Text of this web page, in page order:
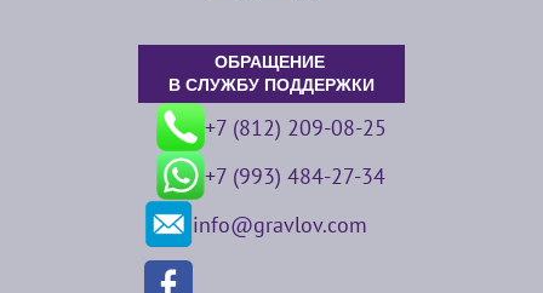
ОБРАЩЕНИЕ
В СЛУЖБУ ПОДДЕРЖКИ
+7 (812) 209-08-25
+7 (993) 484-27-34
info@gravlov.com